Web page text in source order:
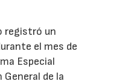
registró un
el mes de
Especial
General de la